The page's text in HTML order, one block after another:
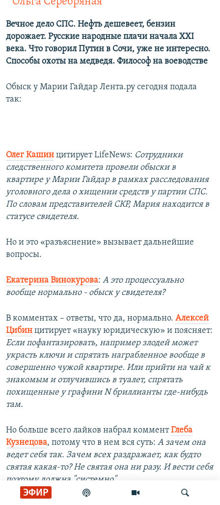
ЭФИР
Вечное дело СПС. Нефть дешевеет, бензин
дорожает. Русские народные плачи начала XXI
века. Что говорил Путин в Сочи, уже не интересно.
Способы охоты на медведя. Философ на воеводстве
Обыск у Марии Гайдар Лента.ру сегодня подала
так:
Олег Кашин цитирует LifeNews: Сотрудники
следственного комитета провели обыски в
квартире у Марии Гайдар в рамках расследования
уголовного дела о хищении средств у партии СПС.
По словам представителей СКР, Мария находится в
статусе свидетеля.
Но и это «разъяснение» вызывает дальнейшие
вопросы.
Екатерина Винокурова: А это процессуально
вообще нормально - обыск у свидетеля?
В комментах – ответы, что да, нормально. Алексей
Цибин цитирует «науку юридическую» и поясняет:
Если пофантазировать, например злодей может
украсть ключи и спрятать награбленное вообще в
совершенно чужой квартире. Или прийти на чай к
знакомым и отлучившись в туалет, спрятать
похищенные у графини N бриллианты где-нибудь
там.
Но больше всего лайков набрал комментГлеба
Кузнецова, потому что в нем вся суть: А зачем она
ведет себя так. Зачем всех раздражает, как будто
святая какая-то? Не святая она ни разу. И вести себя
поэтому должна "системно".